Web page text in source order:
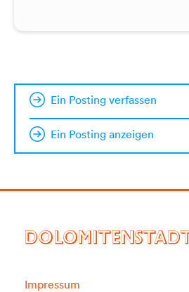
Ein Posting verfassen
Ein Posting anzeigen
DOLOMITENSTADT
Impressum